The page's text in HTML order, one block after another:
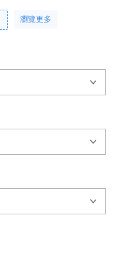
瀏覽更多